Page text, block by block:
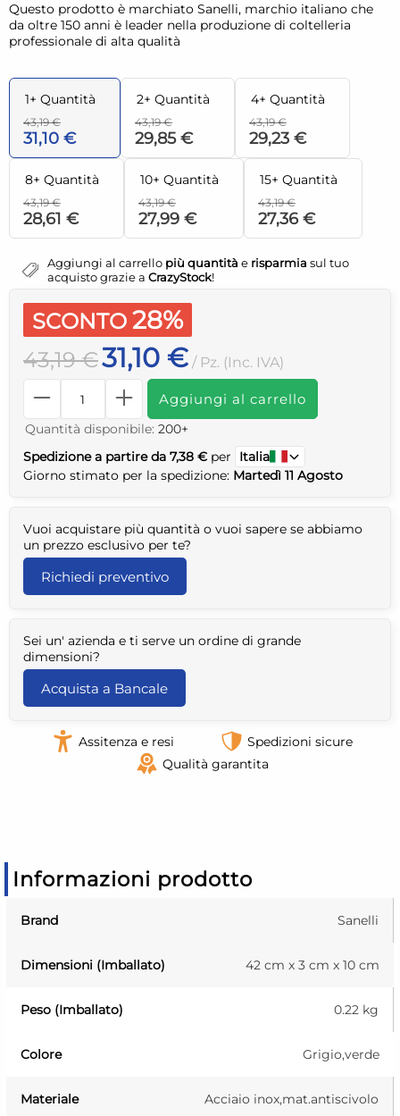
Questo prodotto è marchiato Sanelli, marchio italiano che
da oltre 150 anni è leader nella produzione di coltelleria
professionale di alta qualità
1+ Quantità
43,19 €
31,10 €
2+ Quantità
43,19 €
29,85 €
4+ Quantità
43,19 €
29,23 €
8+ Quantità
43,19 €
28,61 €
10+ Quantità
43,19 €
27,99 €
15+ Quantità
43,19 €
27,36 €
Aggiungi al carrello più quantità e risparmia sul tuo
acquisto grazie a CrazyStock!
SCONTO 28%
43,19 €31,10 € / Pz. (Inc. IVA)
Aggiungi al carrello
Quantità disponibile: 200+
Spedizione a partire da 7,38 € per
Italia
Giorno stimato per la spedizione: Martedì 11 Agosto
Vuoi acquistare più quantità o vuoi sapere se abbiamo
un prezzo esclusivo per te?
Richiedi preventivo
Sei un' azienda e ti serve un ordine di grande
dimensioni?
Acquista a Bancale
Assitenza e resi
Spedizioni sicure
Qualità garantita
Informazioni prodotto
Brand Sanelli
Dimensioni (Imballato) 42 cm x 3 cm x 10 cm
Peso (Imballato) 0.22 kg
Colore Grigio,verde
Materiale Acciaio inox,mat.antiscivolo